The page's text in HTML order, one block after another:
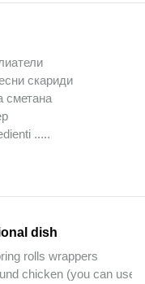
скариди
сметана
.....
dish
rolls wrappers
chicken (you can use